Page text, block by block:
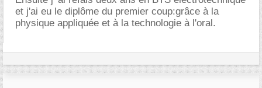
et j'ai eu le diplôme du premier coup:grâce à la
physique appliquée et à la technologie à l'oral.